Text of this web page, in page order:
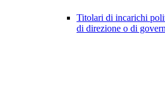
Titolari di incarichi
di direzione o di